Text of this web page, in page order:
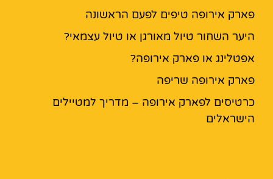
פארק אירופה טיפים לפעם הראשונה
היער השחור טיול מאורגן או טיול עצמאי?
אפטלינג או פארק אירופה?
פארק אירופה שריפה
כרטיסים לפארק אירופה – מדריך למטיילים
הישראלים